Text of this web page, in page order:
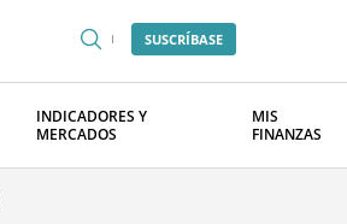
SUSCRÍBASE
INDICADORES Y
MERCADOS
MIS
FINANZAS